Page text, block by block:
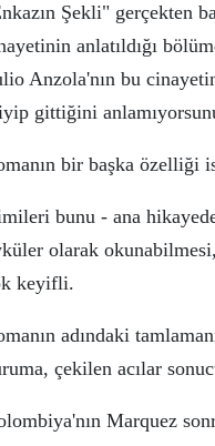
Şekli" gerçekten
nin anlatıldığı
Anzola'nın bu
gittiğini
bir başka özelliği
bunu - ana
üler olarak okunabilmesi,
keyifli.
adındaki
çekilen acılar
Marquez